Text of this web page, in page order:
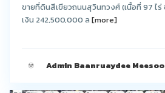
ขายที่ดินสีเขียวถนนสุวินทวงศ์ (เนื้อที่ 97 ไร่
เงิน 242,500,000 ล [more]
Admin Baanruaydee